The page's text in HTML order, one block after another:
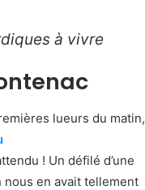
à vivre
lueurs du matin,
! Un défilé d’une
nous en avait tellement